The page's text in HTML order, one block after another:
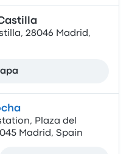
28046 Madrid,
Plaza del
Madrid, Spain